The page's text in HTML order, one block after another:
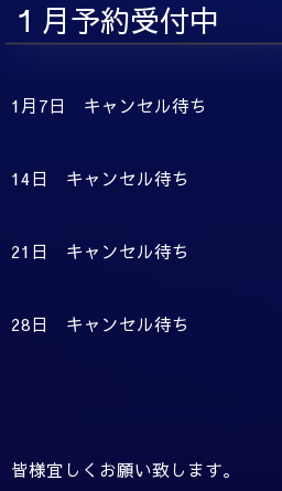
１月予約受付中
1月7日 キャンセル待ち
14日 キャンセル待ち
21日 キャンセル待ち
28日 キャンセル待ち
皆様宜しくお願い致します。